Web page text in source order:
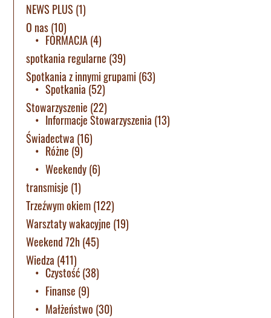
NEWS PLUS (1)
O nas(10)
FORMACJA(4)
spotkania regularne (39)
Spotkania z innymi grupami (63)
Spotkania (52)
Stowarzyszenie (22)
Informacje Stowarzyszenia (13)
Świadectwa (16)
Różne (9)
Weekendy(6)
transmisje (1)
Trzeźwym okiem(122)
Warsztaty wakacyjne (19)
Weekend 72h(45)
Wiedza (411)
Czystość(38)
Finanse (9)
Małżeństwo (30)